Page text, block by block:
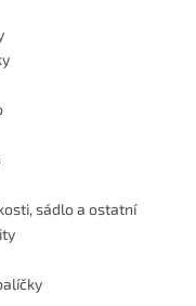
sádlo a ostatní